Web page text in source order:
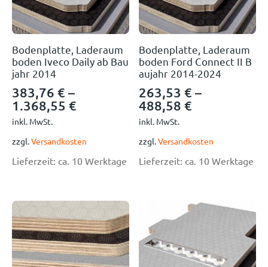
Bodenplatte, Laderaum
boden Iveco Daily ab Bau
jahr 2014
383,76 € –
1.368,55 €
inkl. MwSt.
zzgl.Versandkosten
Lieferzeit: ca. 10 Werktage
Bodenplatte, Laderaum
boden Ford Connect II B
aujahr 2014-2024
263,53€ –
488,58€
inkl. MwSt.
zzgl.Versandkosten
Lieferzeit: ca. 10 Werktage